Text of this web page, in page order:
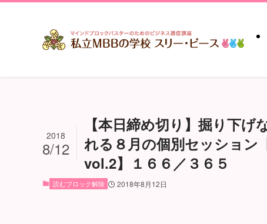
【本日締め切り】掘り下
れる８月の個別セッション
vol.2】１６６／３６５
2018
8/12
読むブロック解除 2018年8月12日